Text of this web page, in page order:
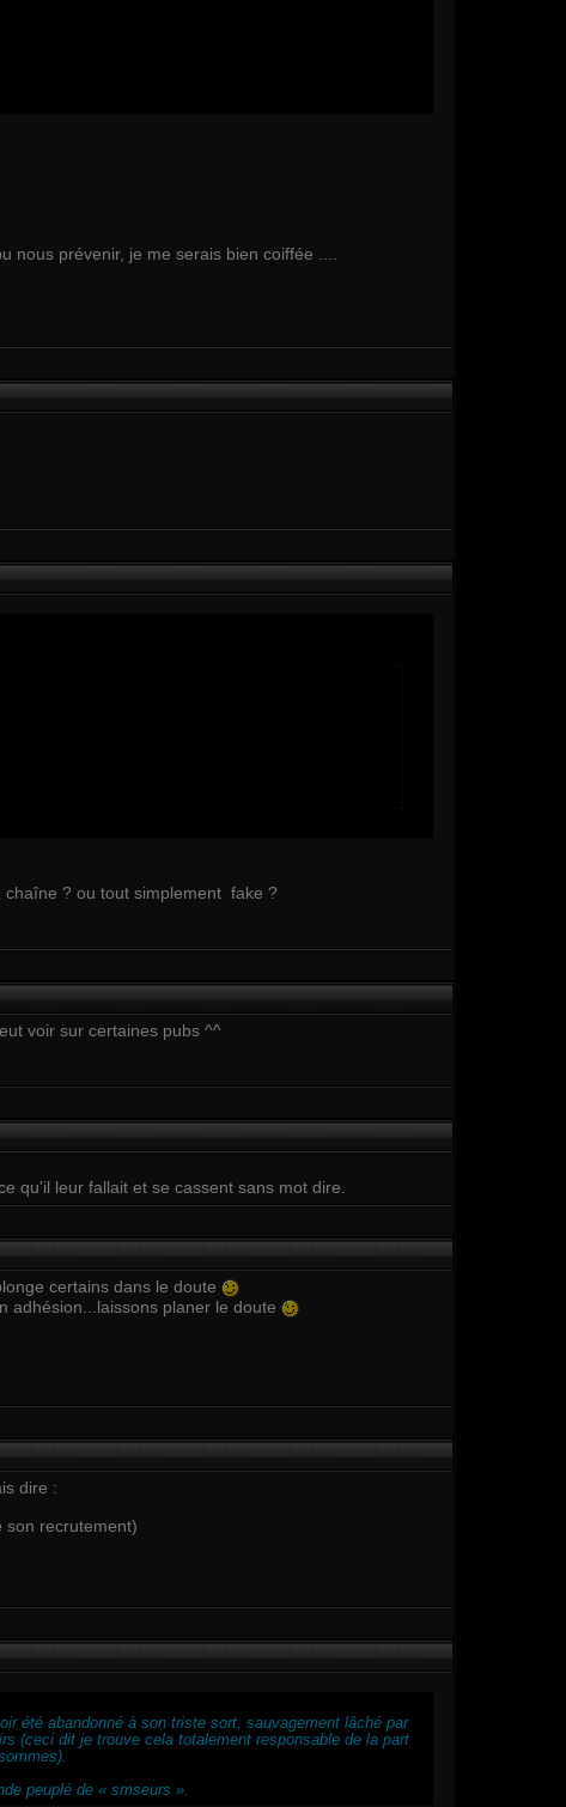
prévenir, je me serais bien coiffée ....
chaîne ? ou tout simplement fake ?
voir sur certaines pubs ^^
qu'il leur fallait et se cassent sans mot dire.
certains dans le doute
adhésion...laissons planer le doute
dire :
son recrutement)
été abandonné à son triste sort, sauvagement lâché par
(ceci dit je trouve cela totalement responsable de la part
peuplé de « smseurs ».